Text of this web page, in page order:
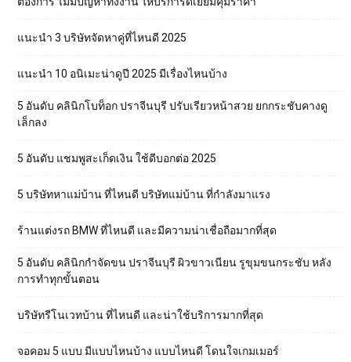
แนะนำ 3 บริษัทจัดหาคู่ที่ไหนดี 2025
แนะนำ 10 อนิเมะน่าดูปี 2025 มีเรื่องไหนบ้าง
5 อันดับ คลินิกโบท็อก ปราจีนบุรี ปรับเรียวหน้าสวย ยกกระชับคางดู
เล็กลง
5 อันดับ แชมพูสะเก็ดเงิน ใช้ดีบอกต่อ 2025
5 บริษัทหาแม่บ้าน ที่ไหนดี บริษัทแม่บ้าน ที่กำลังมาแรง
ร้านแต่งรถ BMW ที่ไหนดี และมีความน่าเชื่อถือมากที่สุด
5 อันดับ คลินิกกำจัดขน ปราจีนบุรี ผิวขาวเนียน รูขุมขนกระชับ หลัง
การทำทุกขั้นตอน
บริษัทรีโนเวทบ้าน ที่ไหนดี และน่าใช้บริการมากที่สุด
จอคอม 5 แบบ มีแบบไหนบ้าง แบบไหนดี โดนใจเกมเมอร์